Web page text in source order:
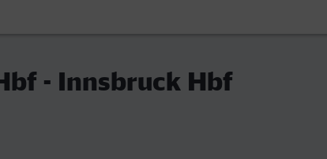
- Innsbruck Hbf